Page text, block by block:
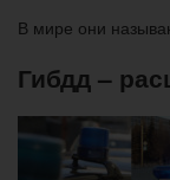
В мире они
Гибдд –